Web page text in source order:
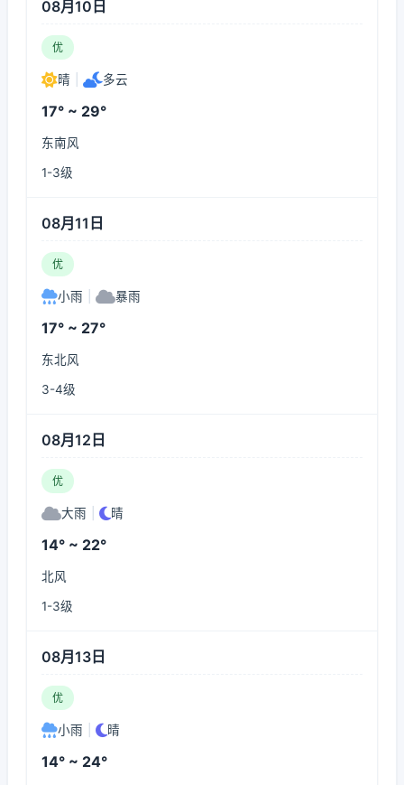
08月10日
优
晴 多云
17° ~ 29°
东南风
1-3级
08月11日
优
小雨 暴雨
17° ~ 27°
东北风
3-4级
08月12日
优
大雨 晴
14° ~ 22°
北风
1-3级
08月13日
优
小雨 晴
14° ~ 24°